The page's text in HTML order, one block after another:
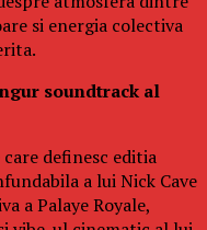
si energia colectiva
soundtrack al
definesc editia
a lui Nick Cave
a Palaye Royale,